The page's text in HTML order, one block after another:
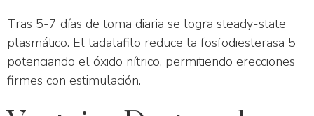
Tras 5-7 días de toma diaria se logra steady-state
plasmático. El tadalafilo reduce la fosfodiesterasa 5
potenciando el óxido nítrico, permitiendo erecciones
firmes con estimulación.